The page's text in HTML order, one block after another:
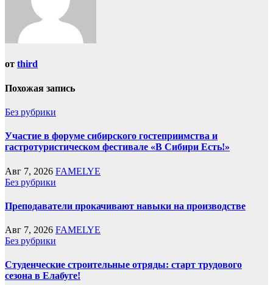
от third
Похожая запись
Без рубрики
Участие в форуме сибирского гостеприимства и
гастротуристическом фестивале «В Сибири Есть!»
Авг 7, 2026 FAMELYE
Без рубрики
Преподаватели прокачивают навыки на производстве
Авг 7, 2026 FAMELYE
Без рубрики
Студенческие строительные отряды: старт трудового
сезона в Елабуге!